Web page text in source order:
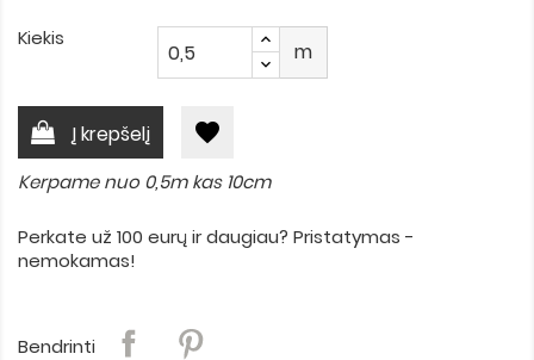
Kiekis
m
Į krepšelį favorite
Kerpame nuo 0,5m kas 10cm
Perkate už 100 eurų ir daugiau? Pristatymas -
nemokamas!
Bendrinti